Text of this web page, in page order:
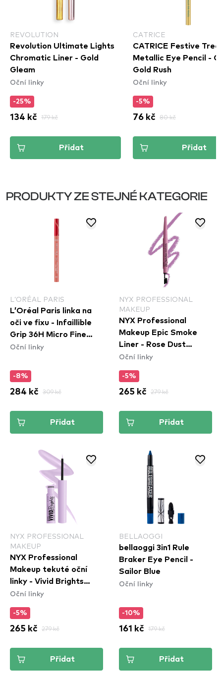
REVOLUTION
Revolution Ultimate Lights
Chromatic Liner - Gold
Gleam
Oční linky
-25%
134 kč 179 kč
Přidat
CATRICE
CATRICE Festive
Metallic Eye Pencil -
Gold Rush
Oční linky
-5%
76 kč 80 kč
Přidat
PRODUKTY ZE STEJNÉ KATEGORIE
L’ORÉAL PARIS
L’Oréal Paris linka na
oči ve fixu - Infaillible
Grip 36H Micro Fine
Eyeliner​ - 03 Ancient
Oční linky
-8%
284 kč 309 kč
Přidat
NYX PROFESSIONAL
MAKEUP
NYX Professional
Makeup Epic Smoke
Liner - Rose Dust
(ESL04)
Oční linky
-5%
265 kč 279 kč
Přidat
NYX PROFESSIONAL
MAKEUP
NYX Professional
Makeup tekuté oční
linky - Vivid Brights
Colored Liquid Eyeliner
Oční linky
-5%
265 kč 279 kč
Přidat
BELLAOGGI
bellaoggi 3in1 Rule
Braker Eye Pencil -
Sailor Blue
Oční linky
-10%
161 kč 179 kč
Přidat